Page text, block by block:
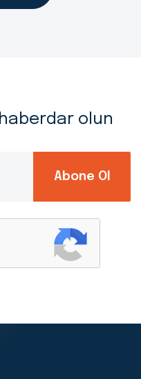
olun
Abone Ol